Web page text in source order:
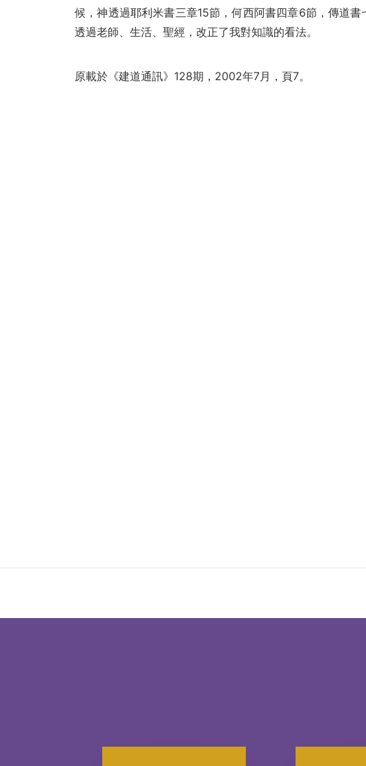
候，神透過耶利米書三章15節，何西阿書四章6節，傳道
透過老師、生活、聖經，改正了我對知識的看法。
原載於 《建道通訊》128期，2002年7月，頁7。